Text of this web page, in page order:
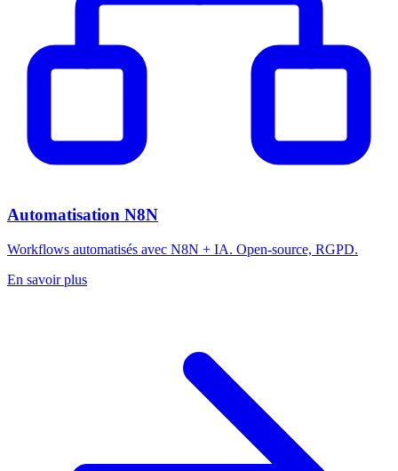
Automatisation N8N
Workflows automatisés avec N8N + IA. Open-source, RGPD.
En savoir plus